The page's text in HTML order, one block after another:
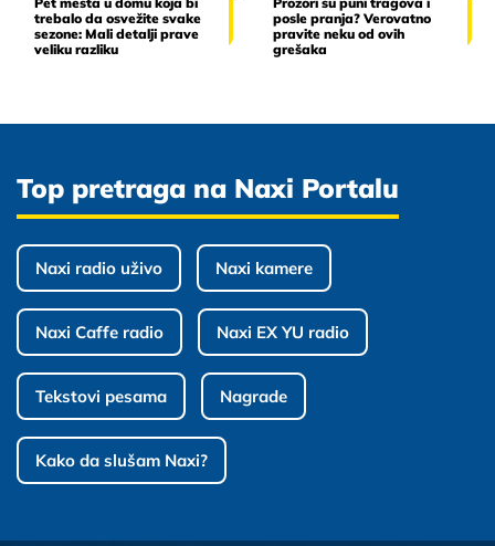
trebalo da osvežite svake
sezone: Mali detalji prave
veliku razliku
posle pranja? Verovatno
pravite neku od ovih
grešaka
Top pretraga na Naxi Portalu
Naxi radio uživo Naxi kamere
Naxi Caffe radio Naxi EX YU radio
Tekstovi pesama Nagrade
Kako da slušam Naxi?